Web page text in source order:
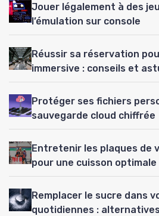
Jouer légalement à des
l’émulation sur console
Réussir sa réservation
immersive : conseils et
Protéger ses fichiers
sauvegarde cloud chiffrée
Entretenir les plaques de
pour une cuisson optimale
Remplacer le sucre dans
quotidiennes :